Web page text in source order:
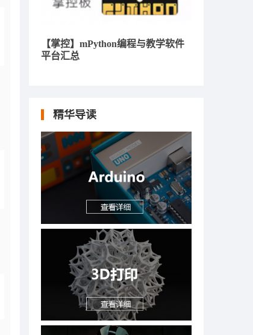
【掌控】mPython编程与教学软件
平台汇总
精华导读